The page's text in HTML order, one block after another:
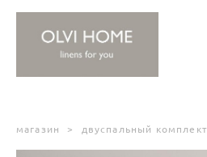
магазин > двуспальный